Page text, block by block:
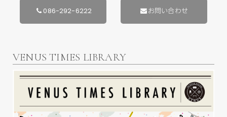
086-292-6222 お問い合わせ
VENUS TIMES LIBRARY